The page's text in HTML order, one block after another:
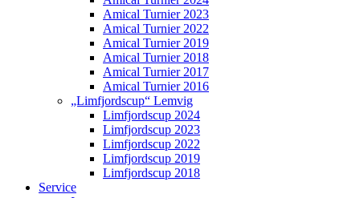
Amical Turnier 2023
Amical Turnier 2022
Amical Turnier 2019
Amical Turnier 2018
Amical Turnier 2017
Amical Turnier 2016
„Limfjordscup“ Lemvig
Limfjordscup 2024
Limfjordscup 2023
Limfjordscup 2022
Limfjordscup 2019
Limfjordscup 2018
Service